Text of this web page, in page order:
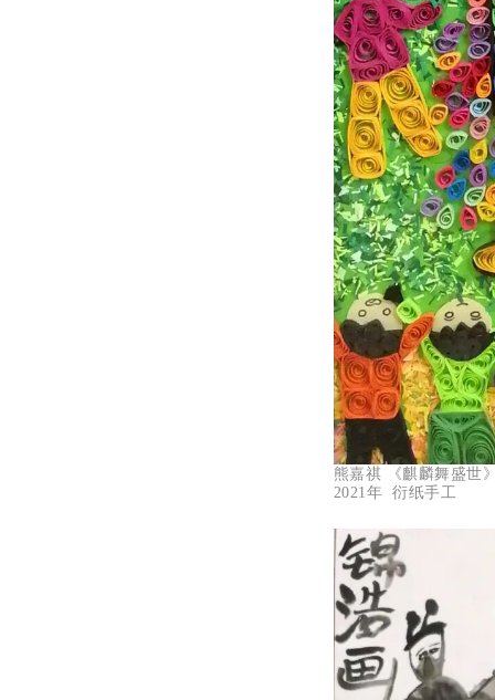
熊嘉祺 《麒麟舞盛世
2021年 衍纸手工